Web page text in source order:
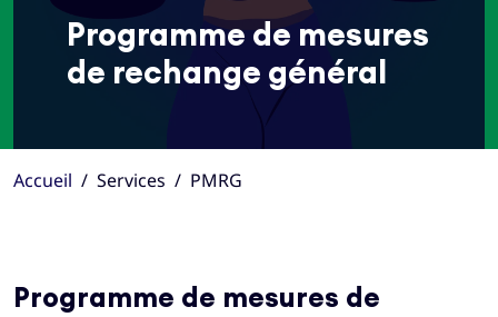
Programme de mesures
de rechange général
Accueil Services PMRG
Programme de mesures de